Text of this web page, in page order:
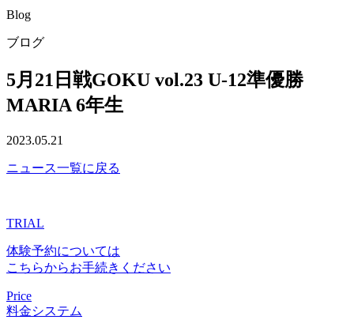
Blog
ブログ
5月21日戦GOKU vol.23 U-12準優勝
MARIA 6年生
2023.05.21
ニュース一覧に戻る
TRIAL
体験予約については
こちらからお手続きください
Price
料金システム